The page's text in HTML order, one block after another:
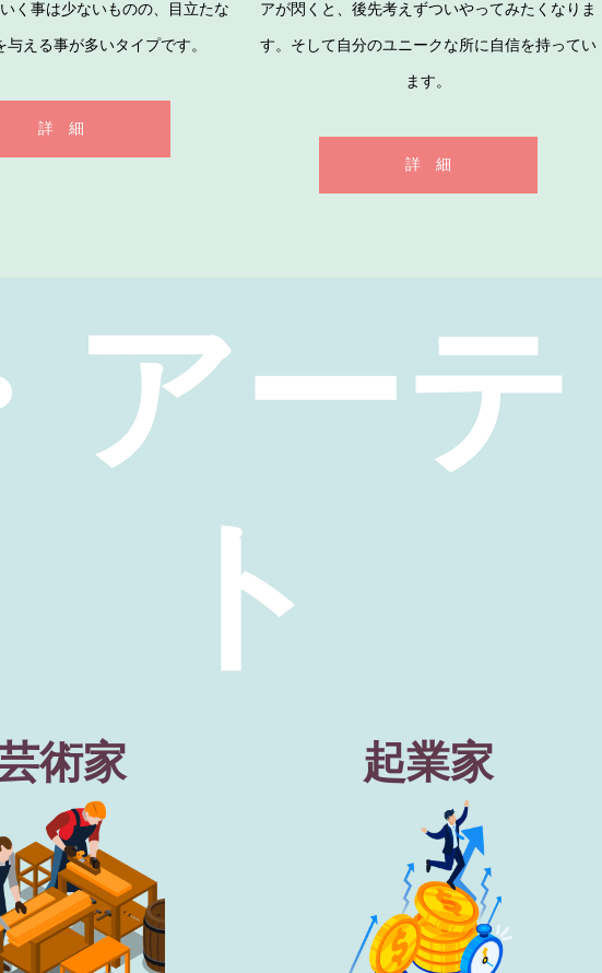
く事は少ないものの、目立たな
与える事が多いタイプです。
詳 細
アが閃くと、後先考えずついやってみたくなりま
す。そして自分のユニークな所に自信を持ってい
ます。
詳 細
アー
ト
術家 起業家